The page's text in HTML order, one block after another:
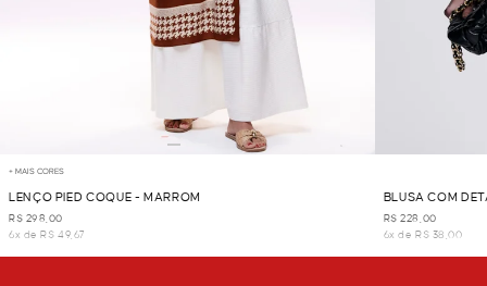
+ MAIS CORES
LENÇO PIED COQUE - MARROM
R$ 298,00
6x de R$ 49,67
BLUSA COM
R$ 228,00
6x de R$ 38,00